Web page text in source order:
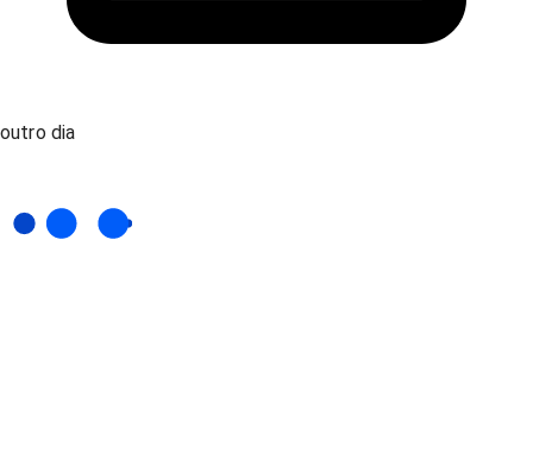
outro dia